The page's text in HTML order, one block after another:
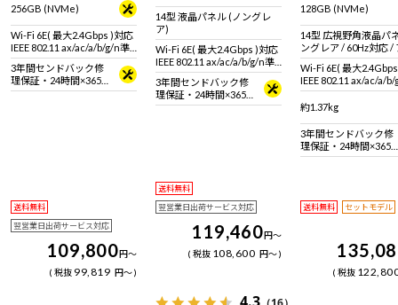
256GB (NVMe)
Wi-Fi 6E( 最大2.4Gbps )対応
IEEE 802.11 ax/ac/a/b/g/n準
拠 ＋ Bluetooth 5内蔵
3年間センドバック修
理保証・24時間×365
日電話サポート
送料無料
翌営業日出荷サービス対応
109,800円～
税抜 99,819 円～
14型 液晶パネル (ノングレ
ア)
Wi-Fi 6E( 最大2.4Gbps )対応
IEEE 802.11 ax/ac/a/b/g/n準
拠 ＋ Bluetooth 5内蔵
3年間センドバック修
理保証・24時間×365
日電話サポート
送料無料
翌営業日出荷サービス対応
119,460円～
税抜 108,600 円～
128GB (NVMe)
14型 広視野角液晶パ
ングレア / 60Hz対応 /
クト比16:9)
Wi-Fi 6E( 最大
IEEE 802.11 ax/ac/a/
拠 ＋ Bluetooth 5内蔵
約1.37kg
3年間センドバック修
理保証・24時間×365
日電話サポート
送料無料 セットモデル
税抜